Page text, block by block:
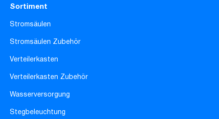
Sortiment
Stromsäulen
Stromsäulen Zubehör
Verteilerkasten
Verteilerkasten Zubehör
Wasserversorgung
Stegbeleuchtung